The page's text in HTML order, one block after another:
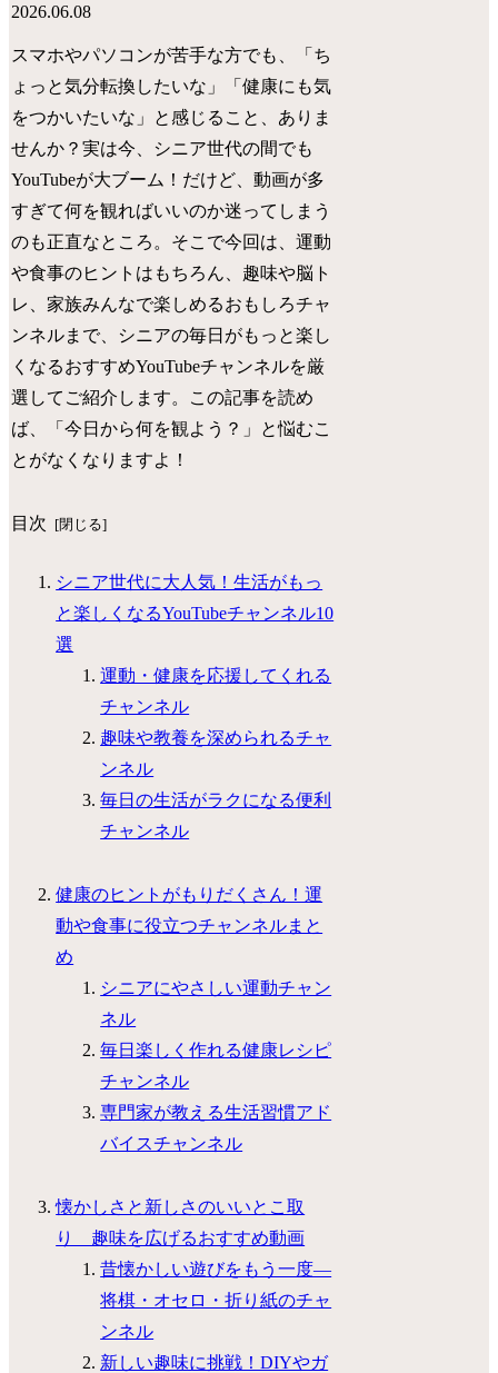
2026.06.08
スマホやパソコンが苦手な方でも、「ち
ょっと気分転換したいな」「健康にも気
をつかいたいな」と感じること、ありま
せんか？実は今、シニア世代の間でも
YouTubeが大ブーム！だけど、動画が多
すぎて何を観ればいいのか迷ってしまう
のも正直なところ。そこで今回は、運動
や食事のヒントはもちろん、趣味や脳ト
レ、家族みんなで楽しめるおもしろチャ
ンネルまで、シニアの毎日がもっと楽し
くなるおすすめYouTubeチャンネルを厳
選してご紹介します。この記事を読め
ば、「今日から何を観よう？」と悩むこ
とがなくなりますよ！
目次
シニア世代に大人気！生活がもっ
と楽しくなるYouTubeチャンネル10
選
運動・健康を応援してくれる
チャンネル
趣味や教養を深められるチャ
ンネル
毎日の生活がラクになる便利
チャンネル
健康のヒントがもりだくさん！運
動や食事に役立つチャンネルまと
め
シニアにやさしい運動チャン
ネル
毎日楽しく作れる健康レシピ
チャンネル
専門家が教える生活習慣アド
バイスチャンネル
懐かしさと新しさのいいとこ取
り 趣味を広げるおすすめ動画
昔懐かしい遊びをもう一度―
将棋・オセロ・折り紙のチャ
ンネル
新しい趣味に挑戦！DIYやガ